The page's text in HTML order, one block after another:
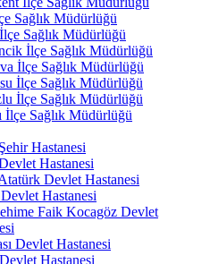
Sağlık Müdürlüğü
Sağlık Müdürlüğü
İlçe Sağlık Müdürlüğü
İlçe Sağlık Müdürlüğü
İlçe Sağlık Müdürlüğü
İlçe Sağlık Müdürlüğü
İlçe Sağlık Müdürlüğü
Hastanesi
Hastanesi
Devlet Hastanesi
Hastanesi
Faik Kocagöz Devlet
Devlet Hastanesi
Hastanesi